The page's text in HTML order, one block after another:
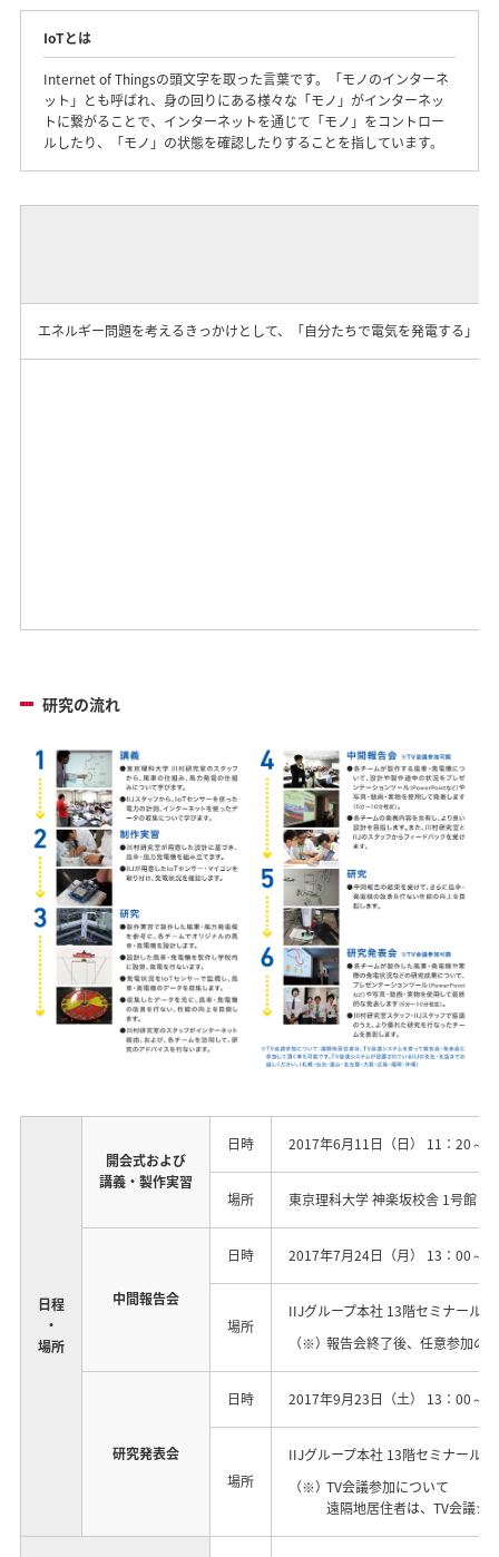
IoTとは
Internet of Thingsの頭文字を取った言葉です。「モノのインターネ
ット」とも呼ばれ、身の回りにある様々な「モノ」がインターネッ
トに繋がることで、インターネットを通じて「モノ」をコントロー
ルしたり、「モノ」の状態を確認したりすることを指しています。
エネルギー問題を考えるきっかけとして、「自分たちで電気を発電する」
研究の流れ
日程
・
場所
開会式および
講義・製作実習
日時 2017年6月11日（日） 11：20～
場所 東京理科大学 神楽坂校舎 1号館
中間報告会
日時 2017年7月24日（月） 13：00～
場所
IIJグループ本社 13階セミナール
（※）報告会終了後、任意参加の
研究発表会
日時 2017年9月23日（土） 13：00～
場所
IIJグループ本社 13階セミナール
（※）TV会議参加について
遠隔地居住者は、TV会議シ